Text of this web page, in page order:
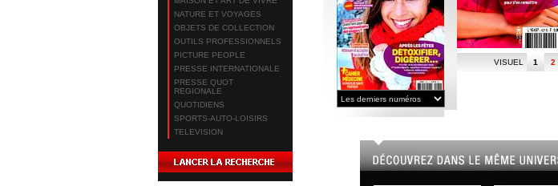
NATURE ET VOYAGES
OBJETS DE COLLECTION
OUTILS PROFESSIONNELS
PICTURE PEOPLE
PRESSE INTERNATIONALE
PRESSE QUOT
REGIONALE
QUOTIDIENS
SPORTS-AUTO-LOISIRS
TELEVISION
1 2
VISUEL